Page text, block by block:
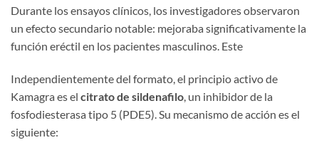
Durante los ensayos clínicos, los investigadores observaron
un efecto secundario notable: mejoraba significativamente la
función eréctil en los pacientes masculinos. Este
Independientemente del formato, el principio activo de
Kamagra es el citrato de sildenafilo , un inhibidor de la
fosfodiesterasa tipo 5 (PDE5). Su mecanismo de acción es el
siguiente: